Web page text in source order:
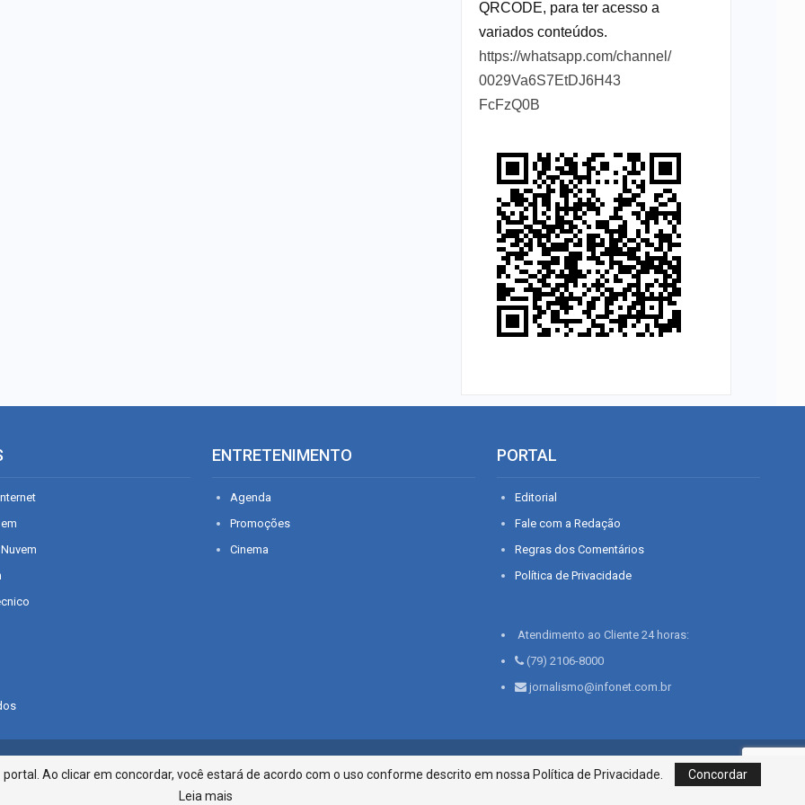
QRCODE, para ter acesso a
variados conteúdos.
https://whatsapp.com/channel/
0029Va6S7EtDJ6H43
FcFzQ0B
ENTRETENIMENTO
Agenda
Promoções
Cinema
PORTAL
Editorial
Fale com a Redação
Regras dos Comentários
Política de Privacidade
Atendimento ao Cliente 24 horas:
(79) 2106-8000
jornalismo@infonet.com.br
Infonet - Rua Monsenhor Silveira 276, Bairro São José | Aracaju-SE, CEP 49015-030, Fone: 79.2106.8000 - CI
Centro de Informações LTDA
Ao clicar em concordar, você estará de acordo com o uso conforme descrito em nossa Política de Privacidade.
Concordar
Leia mais